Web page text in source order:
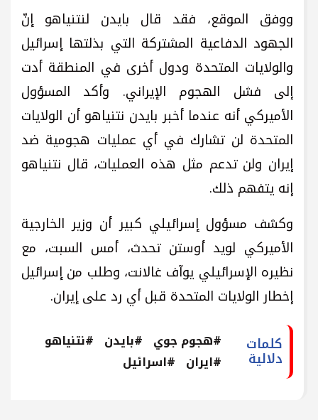
ووفق الموقع، فقد قال بايدن لنتنياهو إنّ
الجهود الدفاعية المشتركة التي بذلتها إسرائيل
والولايات المتحدة ودول أخرى في المنطقة أدت
إلى فشل الهجوم الإيراني. وأكد المسؤول
الأميركي أنه عندما أخبر بايدن نتنياهو أن الولايات
المتحدة لن تشارك في أي عمليات هجومية ضد
إيران ولن تدعم مثل هذه العمليات، قال نتنياهو
إنه يتفهم ذلك.
وكشف مسؤول إسرائيلي كبير أن وزير الخارجية
الأميركي لويد أوستن تحدث، أمس السبت، مع
نظيره الإسرائيلي يوآف غالانت، وطلب من إسرائيل
إخطار الولايات المتحدة قبل أي رد على إيران.
كلمات
دلالية
#هجوم جوي #بايدن #نتنياهو
#ايران #اسرائيل